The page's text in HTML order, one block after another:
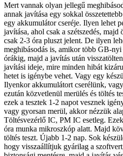
Mert vannak olyan jellegű
annak javítása egy sokkal
egy akkumulátor cseréje. Ilyen lehet
javítása, ahol csak a szétszedés, majd
csak 2-3 óra pluszt jelent. De ilyen
meghibásodás is, amikor több GB-
órákig, majd a javítás után
javítási ideje, mire minden hibát
hetet is igénybe vehet. Vagy egy
Ilyenkor akkumulátort cserélünk,
ezután közvetlenül merülés és töltés
ezek a tesztek 1-2 napot vesznek
vagy gyorsan merül, akkor nézzük
Töltésvezérlő IC, PM IC esetleg.
óra munka mikroszkóp alatt. Majd
töltés teszt. Újabb 1-2 nap. Sok
hogy visszaállítjuk gyárilag a